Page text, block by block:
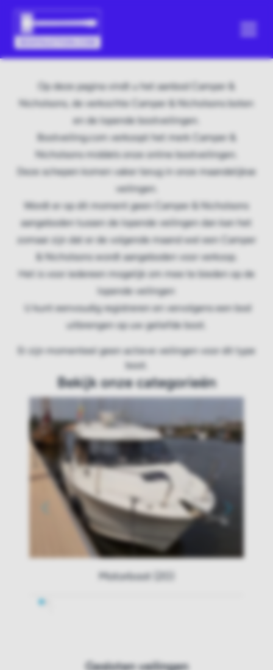
Op deze pagina vindt u het aanbod Camper &
Nicholsons, de verkochte Camper & Nicholsons boten
en de lopende bootveilingen.
Bootveiling.com verkoopt het merk Camper &
Nicholsons middels onze online bootveilingen.
Deze schepen komen vaker terug in onze maandelijkse
veilingen.
Wordt er op dit moment geen Camper & Nicholsons
aangeboden tussen de lopende veilingen dan kan het
zomaar zijn dat er de volgende maand wel een Camper
& Nicholsons wordt aangeboden voor verkoop.
Het is voor iedereen mogelijk om mee te bieden op de
lopende veilingen
U kunt eenvoudig registreren en vervolgens een bod
uitbrengen op uw geliefde boot.
Er zijn momenteel geen actieve veilingen voor dit type
boot.
Bekijk onze categorieën
Motorboot (20)
Gesloten veilingen